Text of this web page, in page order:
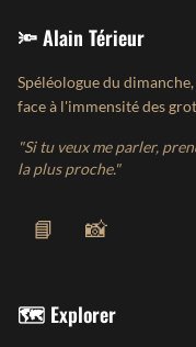
🔦 Alain Térieur
Spéléologue du
face à l'immensité des
"Si tu veux me parler,
la plus proche."
📘 📸
🗺️ Explorer